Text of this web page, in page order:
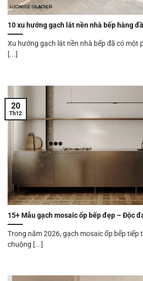
10 xu hướng gạch lát nền nhà bếp hàng
Xu hướng gạch lát nền nhà bếp đã có một
[...]
15+ Mẫu gạch mosaic ốp bếp đẹp – Độc
Trong năm 2026, gạch mosaic ốp bếp tiếp
chuộng [...]
20
Th12